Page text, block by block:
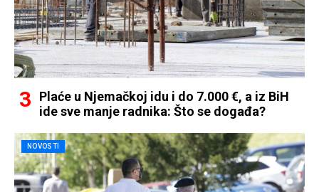
Plaće u Njemačkoj idu i do 7.000 €, a iz BiH
ide sve manje radnika: Što se događa?
NOVOSTI